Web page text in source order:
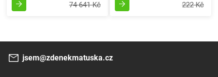
74 641 Kč 222 Kč
jsem@zdenekmatuska.cz